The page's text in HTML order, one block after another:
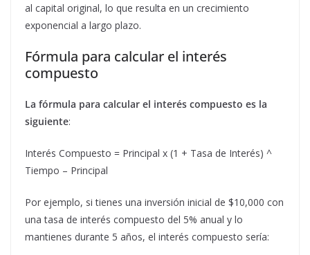
al capital original, lo que resulta en un crecimiento
exponencial a largo plazo.
Fórmula para calcular el interés
compuesto
La fórmula para calcular el interés compuesto es la
siguiente:
Interés Compuesto = Principal x (1 + Tasa de Interés) ^
Tiempo – Principal
Por ejemplo, si tienes una inversión inicial de $10,000 con
una tasa de interés compuesto del 5% anual y lo
mantienes durante 5 años, el interés compuesto sería: